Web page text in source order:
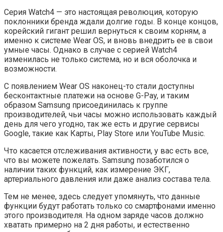
Серия Watch4 — это настоящая революция, которую
поклонники бренда ждали долгие годы. В конце концов,
корейский гигант решил вернуться к своим корням, а
именно к системе Wear OS, и вновь внедрить ее в свои
умные часы. Однако в случае с серией Watch4
изменилась не только система, но и вся оболочка и
возможности.
С появлением Wear OS наконец-то стали доступны
бесконтактные платежи на основе G-Pay, и таким
образом Samsung присоединилась к группе
производителей, чьи часы можно использовать каждый
день для чего угодно, так же есть и другие сервисы
Google, такие как Карты, Play Store или YouTube Music.
Что касается отслеживания активности, у вас есть все,
что вы можете пожелать. Samsung позаботился о
наличии таких функций, как измерение ЭКГ,
артериального давления или даже анализ состава тела.
Тем не менее, здесь следует упомянуть, что данные
функции будут работать только со смартфонами именно
этого производителя. На одном заряде часов должно
хватать примерно на 2 дня работы, и естественно